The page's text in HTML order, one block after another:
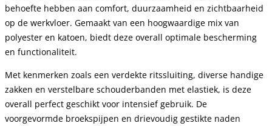
behoefte hebben aan comfort, duurzaamheid en zichtbaarheid
op de werkvloer. Gemaakt van een hoogwaardige mix van
polyester en katoen, biedt deze overall optimale bescherming
en functionaliteit.
Met kenmerken zoals een verdekte ritssluiting, diverse handige
zakken en verstelbare schouderbanden met elastiek, is deze
overall perfect geschikt voor intensief gebruik. De
voorgevormde broekspijpen en drievoudig gestikte naden